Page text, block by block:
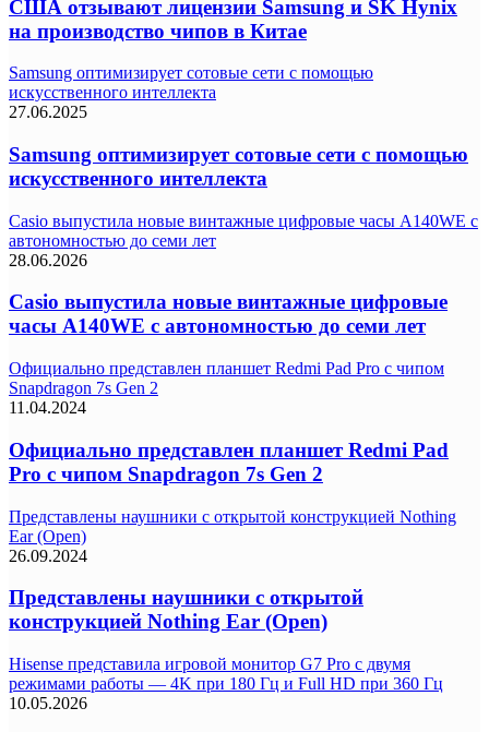
США отзывают лицензии Samsung и SK Hynix
на производство чипов в Китае
Samsung оптимизирует сотовые сети с помощью
искусственного интеллекта
27.06.2025
Samsung оптимизирует сотовые сети с помощью
искусственного интеллекта
Casio выпустила новые винтажные цифровые часы A140WE с
автономностью до семи лет
28.06.2026
Casio выпустила новые винтажные цифровые
часы A140WE с автономностью до семи лет
Официально представлен планшет Redmi Pad Pro с чипом
Snapdragon 7s Gen 2
11.04.2024
Официально представлен планшет Redmi Pad
Pro с чипом Snapdragon 7s Gen 2
Представлены наушники с открытой конструкцией Nothing
Ear (Open)
26.09.2024
Представлены наушники с открытой
конструкцией Nothing Ear (Open)
Hisense представила игровой монитор G7 Pro с двумя
режимами работы — 4K при 180 Гц и Full HD при 360 Гц
10.05.2026